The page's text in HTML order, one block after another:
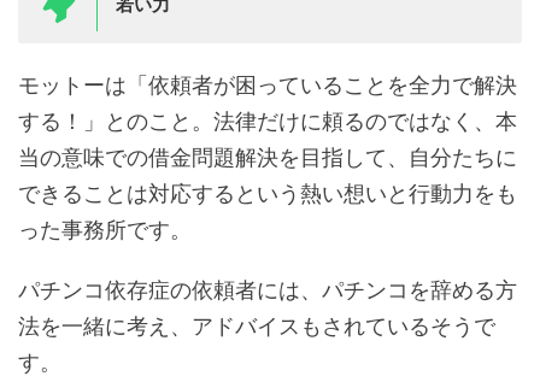
モットーは「依頼者が困っていることを全力で解決
する！」とのこと。法律だけに頼るのではなく、本
当の意味での借金問題解決を目指して、自分たちに
できることは対応するという熱い想いと行動力をも
った事務所です。
パチンコ依存症の依頼者には、パチンコを辞める方
法を一緒に考え、アドバイスもされているそうで
す。